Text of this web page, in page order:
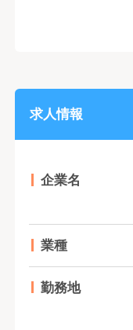
求人情報
企業名
業種
勤務地